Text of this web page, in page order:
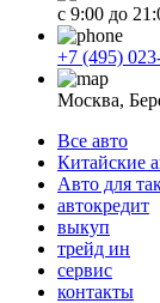
с 9:00 до
+7 (495)
Москва,
Все авто
Китайские
Авто для
автокредит
выкуп
трейд ин
сервис
контакты